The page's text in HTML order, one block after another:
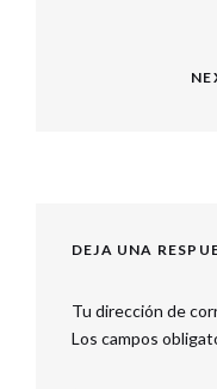
DEJA UNA
Tu dirección de
Los campos